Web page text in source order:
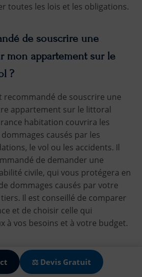
toutes les lois et les obligations.
de souscrire une
mon appartement sur le
?
recommandé de souscrire une
appartement sur le littoral
habitation couvrira les
causés par les
le vol ou les accidents. Il
de demander une
civile, qui vous protégera en
dommages causés par votre
Il est conseillé de comparer
et de choisir celle qui
à vos besoins et à votre budget.
je trouver un agent
pour m'aider à acheter un
⚖️ Devis Gratuit